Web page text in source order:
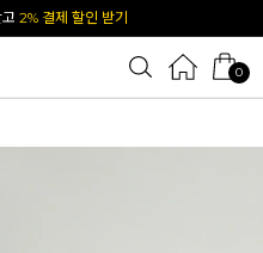
1천원 즉시 할인 쿠폰
0